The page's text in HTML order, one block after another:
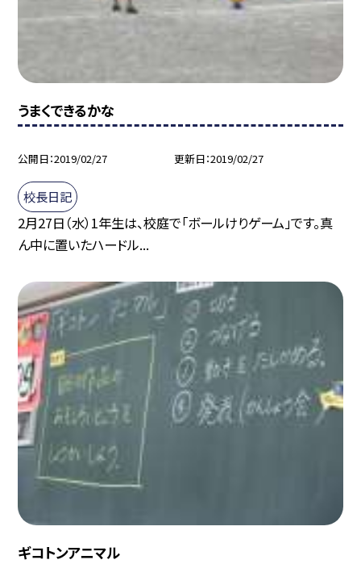
うまくできるかな
公開日 2019/02/27 更新日 2019/02/27
校長日記
2月27日（水）1年生は、校庭で「ボールけりゲーム」です。真
ん中に置いたハードル...
ギコトンアニマル